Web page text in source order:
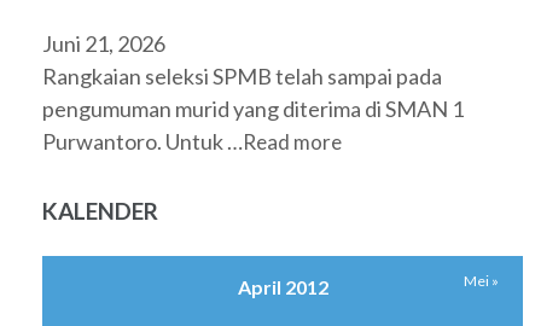
Juni 21, 2026
Rangkaian seleksi SPMB telah sampai pada
pengumuman murid yang diterima di SMAN 1
Purwantoro. Untuk …Read more
KALENDER
April 2012 Mei »